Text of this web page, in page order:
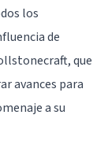
los
de
que
avances para
a su